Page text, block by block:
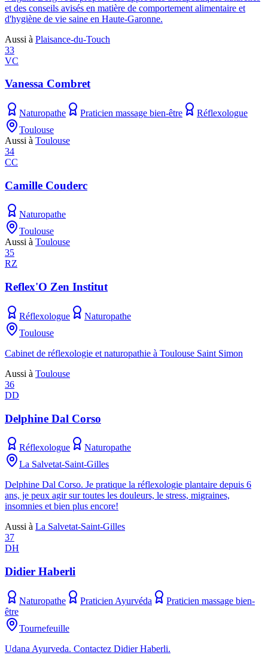
et des conseils avisés en matière de comportement alimentaire et
d'hygiène de vie saine en Haute-Garonne.
Aussi à Plaisance-du-Touch
33
VC
Vanessa Combret
Naturopathe Praticien massage bien-être
Réflexologue
Toulouse
Aussi à Toulouse
34
CC
Camille Couderc
Naturopathe
Toulouse
Aussi à Toulouse
35
RZ
Reflex'O Zen Institut
Réflexologue
Naturopathe
Toulouse
Cabinet de réflexologie et naturopathie à Toulouse Saint Simon
Aussi à Toulouse
36
DD
Delphine Dal Corso
Réflexologue
Naturopathe
La Salvetat-Saint-Gilles
Delphine Dal Corso. Je pratique la réflexologie plantaire depuis 6
ans, je peux agir sur toutes les douleurs, le stress, migraines,
insomnies et bien plus encore!
Aussi à La Salvetat-Saint-Gilles
37
DH
Didier Haberli
Naturopathe Praticien Ayurvéda
Praticien massage bien-
être
Tournefeuille
Udana Ayurveda. Contactez Didier Haberli.